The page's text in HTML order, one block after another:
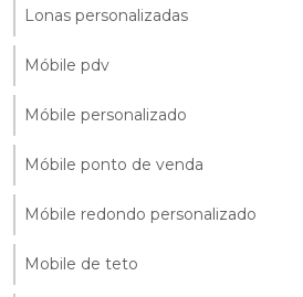
Lonas personalizadas
Móbile pdv
Móbile personalizado
Móbile ponto de venda
Móbile redondo personalizado
Mobile de teto